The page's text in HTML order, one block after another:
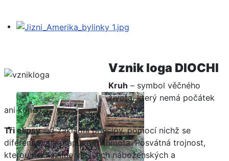
Vznik loga DIOCHI
Kruh – symbol věčného
života, který nemá počátek
ani konec.
Tři elipsy– 3 základní principy, pomocí nichž se
diferencovala prapůvodní hmota. Posvátná trojnost,
kterou nacházíme ve všech náboženských a